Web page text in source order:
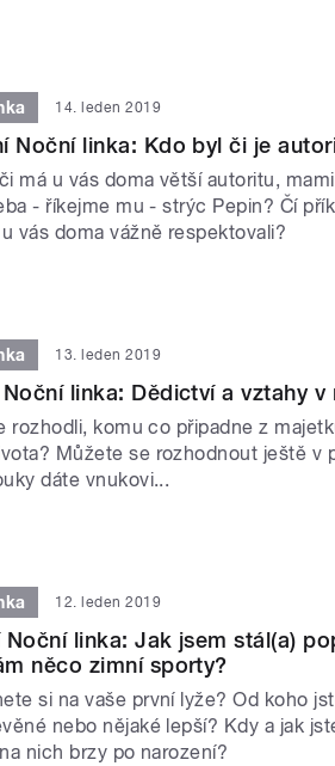
14. leden 2019
Noční linka: Kdo byl či je
má u vás doma větší autoritu,
- říkejme mu - strýc Pepin? Čí
vás doma vážně respektovali?
13. leden 2019
linka: Dědictví a vztahy v
rozhodli, komu co připadne z
Můžete se rozhodnout ještě v
dáte vnukovi...
12. leden 2019
linka: Jak jsem stál(a)
něco zimní sporty?
si na vaše první lyže? Od koho
nebo nějaké lepší? Kdy a jak
nich brzy po narození?